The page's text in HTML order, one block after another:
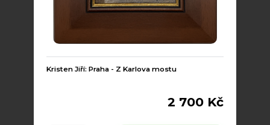
Kristen Jiří: Praha - Z Karlova mostu
2 700 Kč